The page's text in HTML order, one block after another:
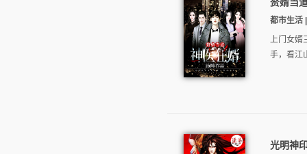
都市生活
上门女婿
手，看江
光明神